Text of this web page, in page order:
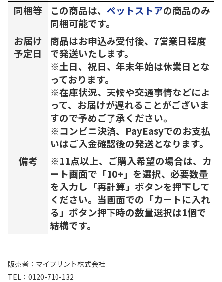
同梱等
この商品は、 ペットストアの商品のみ
同梱可能です。
お届け
予定日
商品はお申込み受付後、7営業日程度
で発送いたします。
※土日、祝日、年末年始は休業日とな
っております。
※在庫状況、天候や交通事情などによ
って、お届けが遅れることがございま
すので予めご了承ください。
※コンビニ決済、PayEasyでのお支払
いはご入金確認後の発送となります。
備考
※11点以上、ご購入希望の場合は、カ
ート画面で「10+」を選択、必要数量
を入力し「再計算」ボタンを押下して
ください。当画面での「カートに入れ
る」ボタン押下時の数量選択は1個で
結構です。
販売者
マイプリント株式会社
TEL
0120-710-132